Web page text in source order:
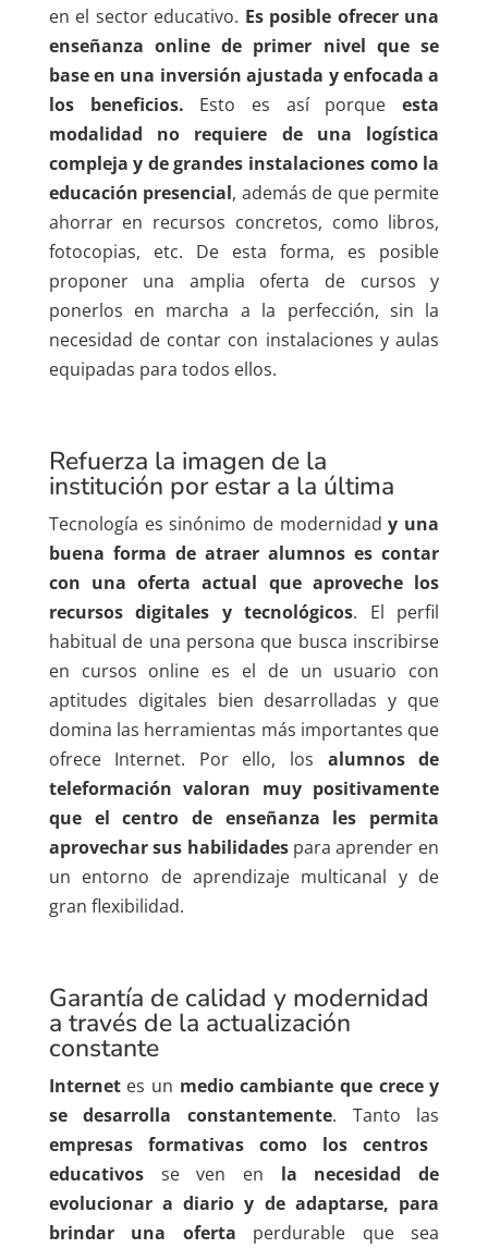
en el sector educativo. Es posible ofrecer una
enseñanza online de primer nivel que se
base en una inversión ajustada y enfocada a
los beneficios. Esto es así porqueesta
modalidad no requiere de una logística
compleja y de grandes instalaciones como la
educación presencial, además de que permite
ahorrar en recursos concretos, como libros,
fotocopias, etc. De esta forma, es posible
proponer una amplia oferta de cursos y
ponerlos en marcha a la perfección, sin la
necesidad de contar con instalaciones y aulas
equipadas para todos ellos.
Refuerza la imagen de la
institución por estar a la última
Tecnología es sinónimo de modernidady una
buena forma de atraer alumnos es contar
con una oferta actual que aprovechelos
recursos digitales y tecnológicos. El perfil
habitual de una persona que busca inscribirse
en cursos online es el de un usuario con
aptitudes digitales bien desarrolladas y que
domina las herramientas más importantes que
ofrece Internet. Por ello, los alumnos de
teleformaciónvaloran muy positivamente
que el centro de enseñanza les permita
aprovecharsus habilidades paraaprender en
un entorno deaprendizaje multicanal y de
gran flexibilidad.
Garantía de calidad y modernidad
a través de la actualización
constante
Internetes un medio cambiante que crece y
se desarrolla constantemente. Tanto las
empresas formativas como los centros
educativosse ven en la necesidad de
evolucionar a diario y de adaptarse, para
brindar una oferta perdurable que sea